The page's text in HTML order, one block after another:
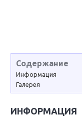
Содержание
Информация
Галерея
ИНФОРМАЦИЯ